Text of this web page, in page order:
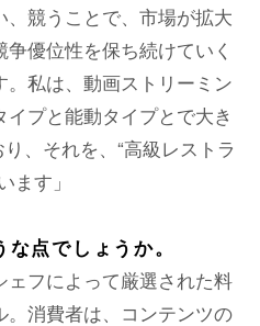
、競うことで、市場が拡大
優位性を保ち続けていく
私は、動画ストリーミン
プと能動タイプとで大き
、それを、“高級レストラ
ます」
点でしょうか。
ェフによって厳選された料
消費者は、コンテンツの